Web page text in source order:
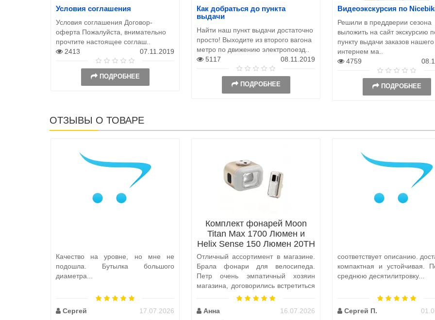
Условия соглашения
Условия соглашения Договор-
оферта Пожалуйста, внимательно
прочтите настоящее соглаш..
2413
07.11.2019
ПОДРОБНЕЕ
Как добраться до пункта
выдачи
Найти наш пункт выдачи достаточно
просто! Выходите из второго вагона
метро по движению электропоезд..
5117
08.11.2019
ПОДРОБНЕЕ
Видеоэкскурсия по
Решили в преддверии сезона
выложить на сайт экскурсию
пункту выдачи заказов нашего
интернем ма..
4759
ПОДРОБНЕЕ
ОТЗЫВЫ О ТОВАРЕ
Качество на уровне, но мне не
подошла. Бутылка большого
диаметра...
Сергей 17.07.2026
Комплект фонарей Moon
Titan Max 1700 Люмен и
Helix Sense 150 Люмен 20TH
Anniversary Edition
Отличный ассортимент в магазине.
Брала фонари для велосипеда.
Петр очень эмпатичный хозяин
магазина, договорились встретиться
по пути, чтобы передать ..
Анна
16.07.2026
соответствует описанию.
компактная и устойчивая.
среднюю десятилитровку...
Сергей П.